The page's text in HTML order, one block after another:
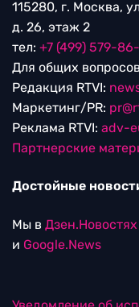
115280, г. Москва,
д. 26, этаж 2
тел: +7 (499) 579-
Для общих
Редакция RTVI:
Маркетинг/PR:
Реклама RTVI: adv-
Партнерские
Достойные
Мы в Дзен.Новостях
и Google.News